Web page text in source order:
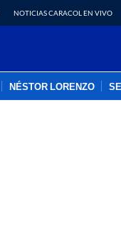
NOTICIAS CARACOL EN VIVO
NÉSTOR LORENZO